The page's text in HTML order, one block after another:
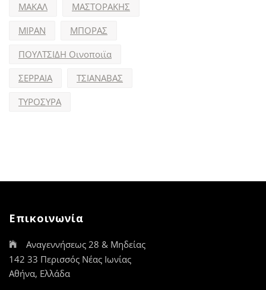
ΜΑΚΑΛ
ΜΑΣΤΟΡΑΚΗΣ
ΜΙΡΑΝ
ΜΠΟΡΑΣ
ΠΟΥΛΤΣΙΔΗ Οινοποιϊα
ΣΕΡΡΑΙΑ
ΤΣΙΑΝΑΒΑΣ
ΤΥΡΟΣΥΡΑ
Επικοινωνία
Αναγεννήσεως 28 & Μηδείας
142 33 Περισσός Νέας Ιωνίας
Αθήνα, Ελλάδα